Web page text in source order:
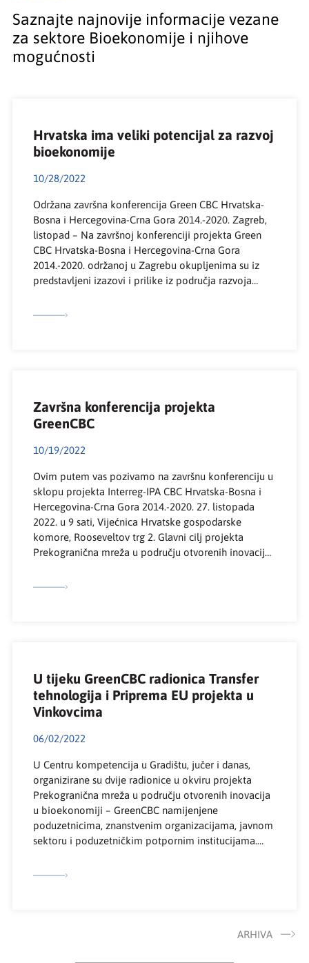
Saznajte najnovije informacije vezane
za sektore Bioekonomije i njihove
mogućnosti
Hrvatska ima veliki potencijal za razvoj
bioekonomije
10/28/2022
Održana završna konferencija Green CBC Hrvatska-
Bosna i Hercegovina-Crna Gora 2014.-2020. Zagreb,
listopad – Na završnoj konferenciji projekta Green
CBC Hrvatska-Bosna i Hercegovina-Crna Gora
2014.-2020. održanoj u Zagrebu okupljenima su iz
predstavljeni izazovi i prilike iz područja razvoja
Tomislav Radoš – potpredsjednik Hrvatske
Završna konferencija projekta
GreenCBC
10/19/2022
Ovim putem vas pozivamo na završnu konferenciju u
sklopu projekta Interreg-IPA CBC Hrvatska-Bosna i
Hercegovina-Crna Gora 2014.-2020. 27. listopada
2022. u 9 sati, Vijećnica Hrvatske gospodarske
komore, Rooseveltov trg 2. Glavni cilj projekta
Prekogranična mreža u području otvorenih inovacija
prekograničnu mrežu u području otvorenih inovacija
U tijeku GreenCBC radionica Transfer
tehnologija i Priprema EU projekta u
Vinkovcima
06/02/2022
U Centru kompetencija u Gradištu, jučer i danas,
organizirane su dvije radionice u okviru projekta
Prekogranična mreža u području otvorenih inovacija
u bioekonomiji – GreenCBC namijenjene
poduzetnicima, znanstvenim organizacijama, javnom
sektoru i poduzetničkim potpornim institucijama.
inovativne poslovne modele, načine upravljanja
ARHIVA